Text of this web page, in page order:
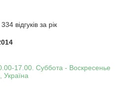
відгуків за рік
17.00. Суббота - Воскресенье
Україна